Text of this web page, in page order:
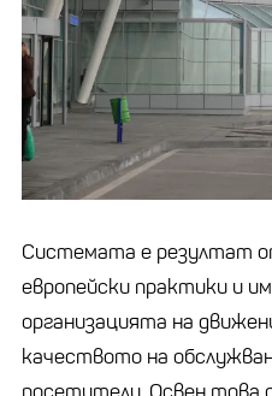
Системата е резултат
европейски практики и
организацията на
качеството на